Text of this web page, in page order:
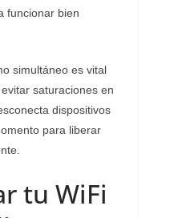
funcionar bien
simultáneo es vital
saturaciones en
dispositivos
para liberar
tu WiFi